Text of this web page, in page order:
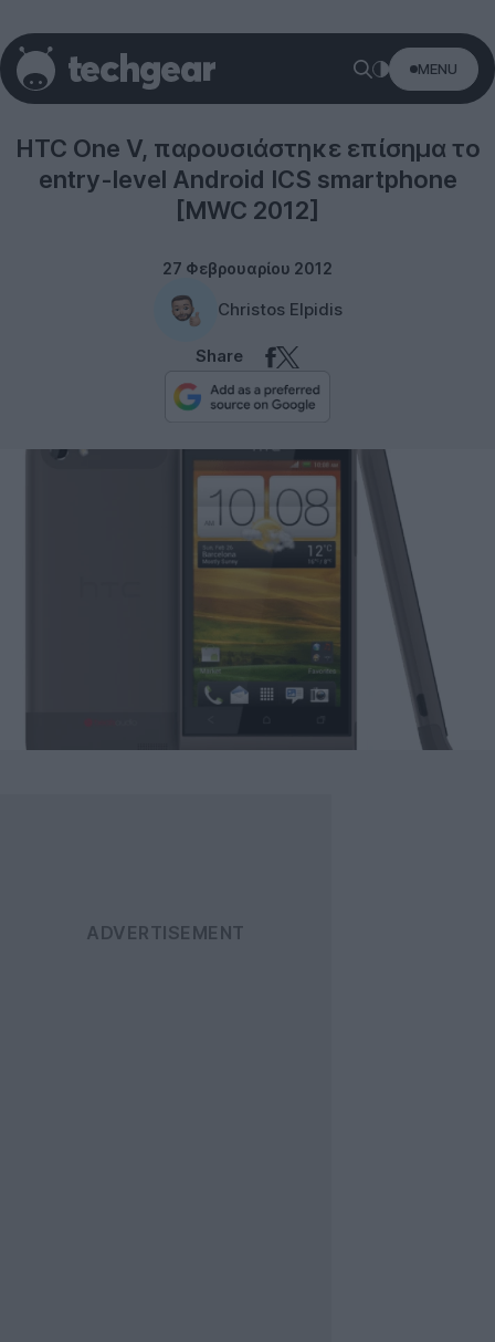
MENU
Smartphones
HTC One V, παρουσιάστηκε επίσημα το
entry-level Android ICS smartphone
[MWC 2012]
27 Φεβρουαρίου 2012
Christos Elpidis
Share